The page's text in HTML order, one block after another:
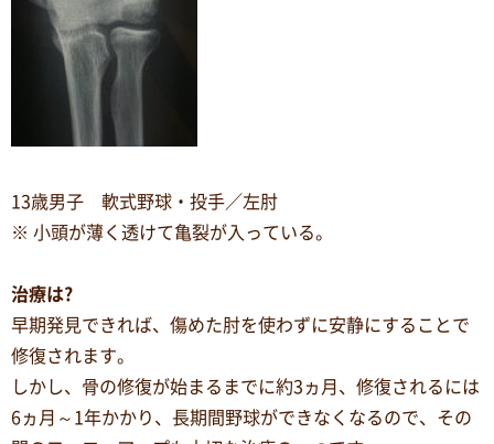
13歳男子 軟式野球・投手／左肘
※ 小頭が薄く透けて亀裂が入っている。
治療は?
早期発見できれば、傷めた肘を使わずに安静にすることで
修復されます。
しかし、骨の修復が始まるまでに約3ヵ月、修復されるには
6ヵ月～1年かかり、長期間野球ができなくなるので、その